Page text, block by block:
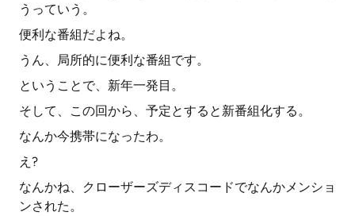
うっていう。
便利な番組だよね。
うん、局所的に便利な番組です。
ということで、新年一発目。
そして、この回から、予定とすると新番組化する。
なんか今携帯になったわ。
え?
なんかね、クローザーズディスコードでなんかメンショ
ンされた。